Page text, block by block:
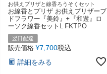
お供えプリザと線香ろうそくセット
お線香とプリザ お供えプリザーブ
ドフラワー『美鈴』+『和遊』ロ
ーソク線香セットL FKTPO
翌日配達
販売価格 ¥7,700税込
詳細をみる